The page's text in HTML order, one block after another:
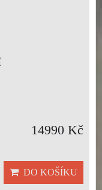
14990 Kč
DO KOŠÍKU